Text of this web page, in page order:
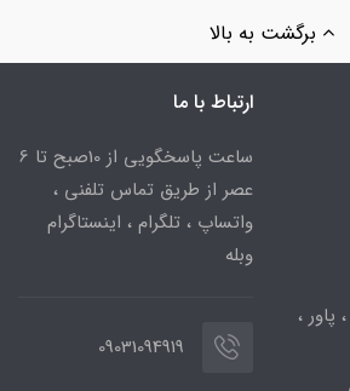
برگشت به بالا
پاور ،
ارتباط با ما
ساعت پاسخگویی از 10صبح تا 6
عصر از طریق تماس تلفنی ،
واتساپ ، تلگرام ، اینستاگرام
وبله
09031094919